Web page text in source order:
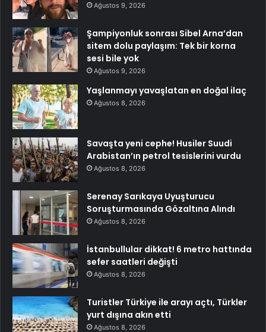
Ağustos 9, 2026
Şampiyonluk sonrası Sibel Arna’dan
sitem dolu paylaşım: Tek bir korna
sesi bile yok
Ağustos 9, 2026
Yaşlanmayı yavaşlatan en doğal ilaç
Ağustos 8, 2026
Savaşta yeni cephe! Husiler Suudi
Arabistan’ın petrol tesislerini vurdu
Ağustos 8, 2026
Serenay Sarıkaya Uyuşturucu
Soruşturmasında Gözaltına Alındı
Ağustos 8, 2026
İstanbullular dikkat! 6 metro hattında
sefer saatleri değişti
Ağustos 8, 2026
Turistler Türkiye ile arayı açtı, Türkler
yurt dışına akın etti
Ağustos 8, 2026